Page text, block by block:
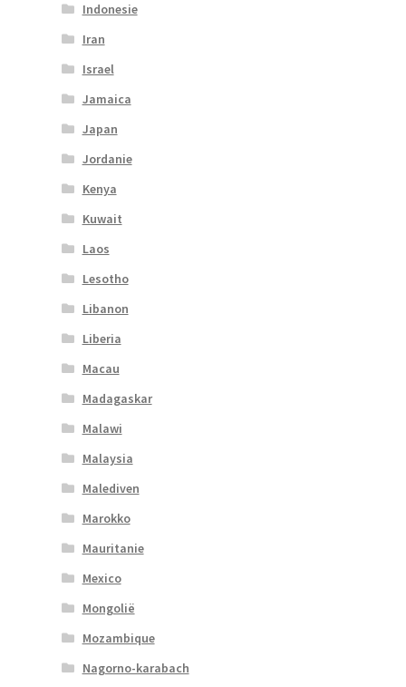
Indonesie
Iran
Israel
Jamaica
Japan
Jordanie
Kenya
Kuwait
Laos
Lesotho
Libanon
Liberia
Macau
Madagaskar
Malawi
Malaysia
Malediven
Marokko
Mauritanie
Mexico
Mongolië
Mozambique
Nagorno-karabach